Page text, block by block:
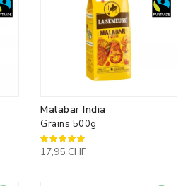
Malabar India
Grains 500g
100%
17,95 CHF